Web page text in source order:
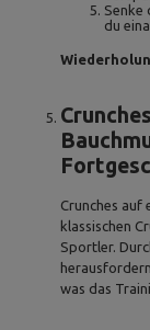
Senke
du
Crunches auf
klassischen
Sportler.
was das